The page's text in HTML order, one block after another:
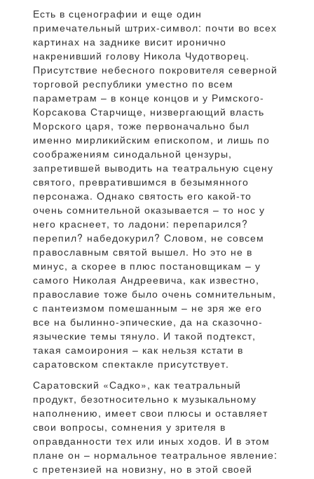
Есть в сценографии и еще один
примечательный штрих-символ: почти во всех
картинах на заднике висит иронично
накренивший голову Никола Чудотворец.
Присутствие небесного покровителя северной
торговой республики уместно по всем
параметрам – в конце концов и у Римского-
Корсакова Старчище, низвергающий власть
Морского царя, тоже первоначально был
именно мирликийским епископом, и лишь по
соображениям синодальной цензуры,
запретившей выводить на театральную сцену
святого, превратившимся в безымянного
персонажа. Однако святость его какой-то
очень сомнительной оказывается – то нос у
него краснеет, то ладони: перепарился?
перепил? набедокурил? Словом, не совсем
православным святой вышел. Но это не в
минус, а скорее в плюс постановщикам – у
самого Николая Андреевича, как известно,
православие тоже было очень сомнительным,
с пантеизмом помешанным – не зря же его
все на былинно-эпические, да на сказочно-
языческие темы тянуло. И такой подтекст,
такая самоирония – как нельзя кстати в
саратовском спектакле присутствует.
Саратовский «Садко», как театральный
продукт, безотносительно к музыкальному
наполнению, имеет свои плюсы и оставляет
свои вопросы, сомнения у зрителя в
оправданности тех или иных ходов. И в этом
плане он – нормальное театральное явление:
с претензией на новизну, но в этой своей